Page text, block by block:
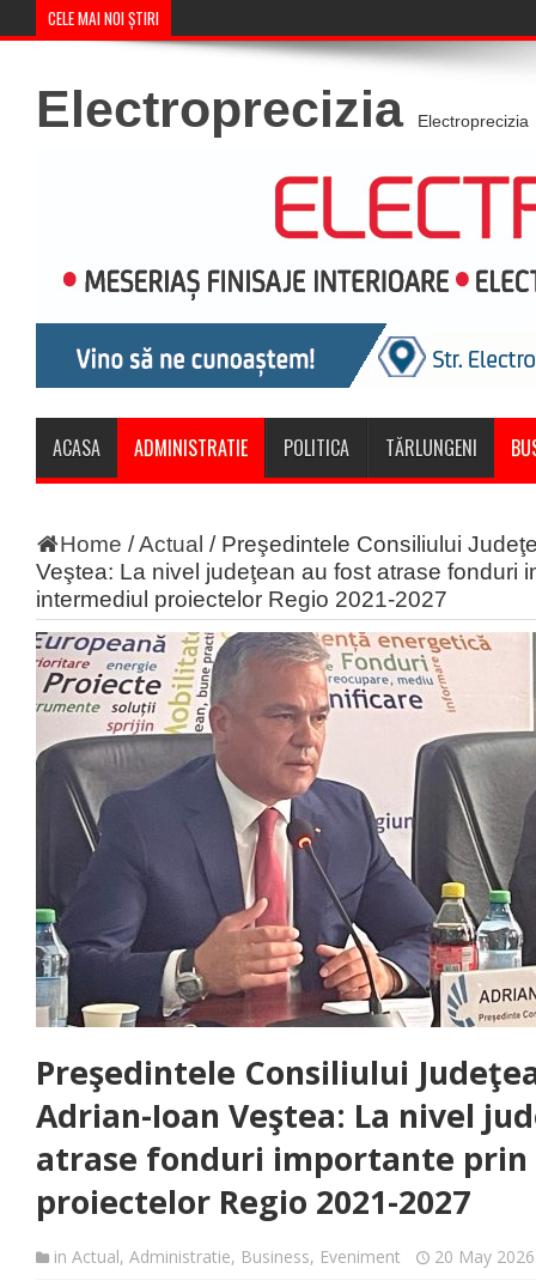
CELE MAI NOI ȘTIRI
Electroprecizia Electroprecizia
ACASA ADMINISTRATIE POLITICA TĂRLUNGENI
Home /Actual / Preşedintele Consiliului
Veştea: La nivel judeţean au fost atrase fonduri
intermediul proiectelor Regio 2021-2027
Preşedintele Consiliului
Adrian-Ioan Veştea: La nivel
atrase fonduri importante
proiectelor Regio 2021-2027
in Actual, Administratie, Business, Eveniment 20 May 2026